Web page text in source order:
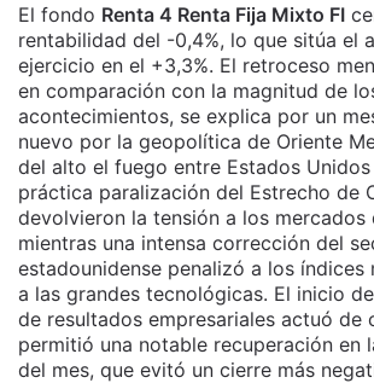
El fondo Renta 4 Renta Fija Mixto FI
rentabilidad del -0,4%, lo que sitúa el
ejercicio en el +3,3%. El retroceso
en comparación con la magnitud de
acontecimientos, se explica por un
nuevo por la geopolítica de Oriente
del alto el fuego entre Estados Unidos
práctica paralización del Estrecho de
devolvieron la tensión a los mercados
mientras una intensa corrección del
estadounidense penalizó a los índices
a las grandes tecnológicas. El inicio
de resultados empresariales actuó de
permitió una notable recuperación en
del mes, que evitó un cierre más